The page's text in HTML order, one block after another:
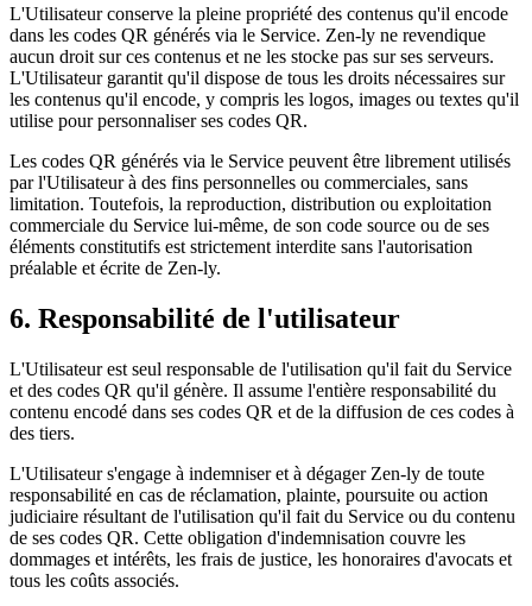
L'Utilisateur conserve la pleine propriété des contenus qu'il encode
dans les codes QR générés via le Service. Zen-ly ne revendique
aucun droit sur ces contenus et ne les stocke pas sur ses serveurs.
L'Utilisateur garantit qu'il dispose de tous les droits nécessaires sur
les contenus qu'il encode, y compris les logos, images ou textes qu'il
utilise pour personnaliser ses codes QR.
Les codes QR générés via le Service peuvent être librement utilisés
par l'Utilisateur à des fins personnelles ou commerciales, sans
limitation. Toutefois, la reproduction, distribution ou exploitation
commerciale du Service lui-même, de son code source ou de ses
éléments constitutifs est strictement interdite sans l'autorisation
préalable et écrite de Zen-ly.
6. Responsabilité de l'utilisateur
L'Utilisateur est seul responsable de l'utilisation qu'il fait du Service
et des codes QR qu'il génère. Il assume l'entière responsabilité du
contenu encodé dans ses codes QR et de la diffusion de ces codes à
des tiers.
L'Utilisateur s'engage à indemniser et à dégager Zen-ly de toute
responsabilité en cas de réclamation, plainte, poursuite ou action
judiciaire résultant de l'utilisation qu'il fait du Service ou du contenu
de ses codes QR. Cette obligation d'indemnisation couvre les
dommages et intérêts, les frais de justice, les honoraires d'avocats et
tous les coûts associés.